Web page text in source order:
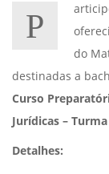
P
do
destinadas a
Curso
Jurídicas –
Detalhes: